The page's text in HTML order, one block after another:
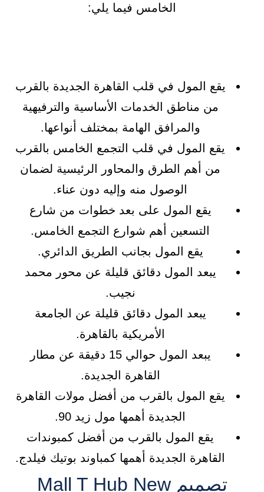
الخامس فيما يلي:
يقع المول في قلب القاهرة الجديدة بالقرب
من مناطق الخدمات الأساسية والترفيهية
والمرافق الهامة بمختلف أنواعها.
يقع المول في قلب التجمع الخامس بالقرب
من أهم الطرق والمحاور الرئيسية لضمان
الوصول منه وإليه دون عناء.
يقع المول على بعد خطوات من شارع
التسعين أهم شوارع التجمع الخامس.
يقع المول بجانب الطريق الدائري.
يبعد المول دقائق قليلة عن محور محمد
نجيب.
يبعد المول دقائق قليلة عن الجامعة
الأمريكية بالقاهرة.
يبعد المول حوالي 15 دقيقة عن مطار
القاهرة الجديدة.
يقع المول بالقرب من أفضل مولات القاهرة
الجديدة أهمها مول زيد 90.
يقع المول بالقرب من أفضل كمبوندات
القاهرة الجديدة أهمها كمباوند بوتيك فيلدج.
تصميم Mall T Hub New